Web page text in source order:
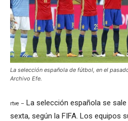
La selección española de fútbol, en el
Archivo Efe.
rtve – La selección española se
sexta, según la FIFA. Los equipos